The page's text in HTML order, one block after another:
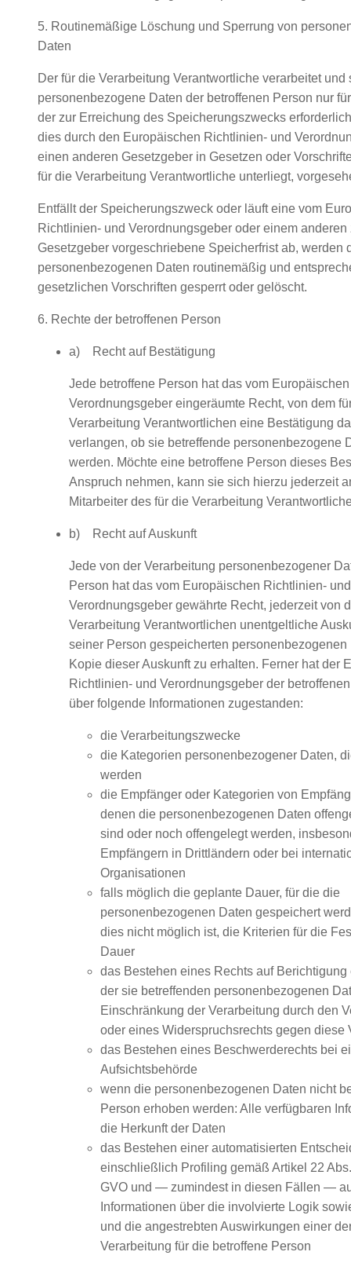
5. Routinemäßige Löschung und Sperrung von
Daten
Der für die Verarbeitung Verantwortliche verarbeitet und
personenbezogene Daten der betroffenen Person nur
der zur Erreichung des Speicherungszwecks
dies durch den Europäischen Richtlinien- und
einen anderen Gesetzgeber in Gesetzen oder
für die Verarbeitung Verantwortliche unterliegt,
Entfällt der Speicherungszweck oder läuft eine vom
Richtlinien- und Verordnungsgeber oder einem
Gesetzgeber vorgeschriebene Speicherfrist ab, werden
personenbezogenen Daten routinemäßig und
gesetzlichen Vorschriften gesperrt oder gelöscht.
6. Rechte der betroffenen Person
a) Recht auf Bestätigung
Jede betroffene Person hat das vom
Verordnungsgeber eingeräumte Recht, von dem
Verarbeitung Verantwortlichen eine Bestätigung
verlangen, ob sie betreffende personenbezogene
werden. Möchte eine betroffene Person dieses
Anspruch nehmen, kann sie sich hierzu jederzeit
Mitarbeiter des für die Verarbeitung
b) Recht auf Auskunft
Jede von der Verarbeitung personenbezogener
Person hat das vom Europäischen Richtlinien- und
Verordnungsgeber gewährte Recht, jederzeit von
Verarbeitung Verantwortlichen unentgeltliche
seiner Person gespeicherten
Kopie dieser Auskunft zu erhalten. Ferner hat der
Richtlinien- und Verordnungsgeber der
über folgende Informationen zugestanden:
die Verarbeitungszwecke
die Kategorien personenbezogener Daten,
werden
die Empfänger oder Kategorien von
denen die personenbezogenen Daten
sind oder noch offengelegt werden,
Empfängern in Drittländern oder bei
Organisationen
falls möglich die geplante Dauer, für die die
personenbezogenen Daten gespeichert
dies nicht möglich ist, die Kriterien für die
Dauer
das Bestehen eines Rechts auf Berichtigung
der sie betreffenden personenbezogenen
Einschränkung der Verarbeitung durch den
oder eines Widerspruchsrechts gegen diese
das Bestehen eines Beschwerderechts bei
Aufsichtsbehörde
wenn die personenbezogenen Daten nicht
Person erhoben werden: Alle verfügbaren
die Herkunft der Daten
das Bestehen einer automatisierten
einschließlich Profiling gemäß Artikel 22
GVO und — zumindest in diesen Fällen —
Informationen über die involvierte Logik
und die angestrebten Auswirkungen einer
Verarbeitung für die betroffene Person